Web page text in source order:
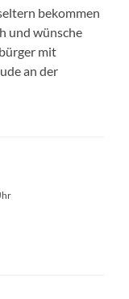
bekommen
und wünsche
mit
an der